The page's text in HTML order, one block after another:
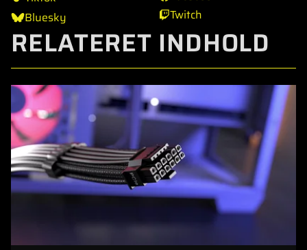
Bluesky
Twitch
RELATERET INDHOLD